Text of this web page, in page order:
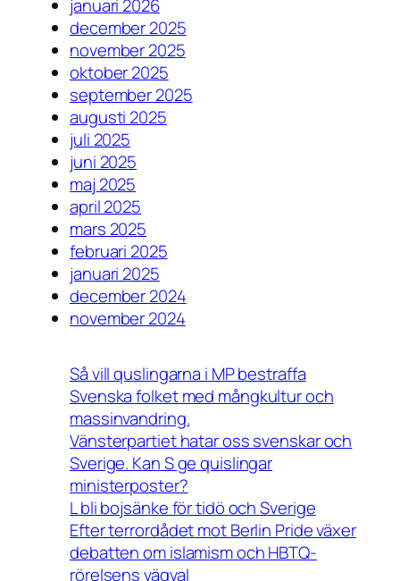
januari 2026
december 2025
november 2025
oktober 2025
september 2025
augusti 2025
juli 2025
juni 2025
maj 2025
april 2025
mars 2025
februari 2025
januari 2025
december 2024
november 2024
Så vill quslingarna i MP bestraffa
Svenska folket med mångkultur och
massinvandring.
Vänsterpartiet hatar oss svenskar och
Sverige. Kan S ge quislingar
ministerposter?
L bli bojsänke för tidö och Sverige
Efter terrordådet mot Berlin Pride växer
debatten om islamism och HBTQ-
rörelsens vägval